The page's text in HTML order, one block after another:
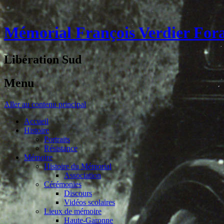
Mémorial François Verdier
Libération Sud
Menu
Aller au contenu principal
Accueil
Histoire
Portraits
Résistance
Mémoire
Histoire du Mémorial
Association
Cérémonies
Discours
Vidéos scolaires
Lieux de mémoire
Haute-Garonne